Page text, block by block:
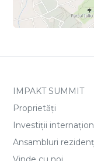
IMPAKT SUMMIT
Proprietăți
Investiții
Ansambluri